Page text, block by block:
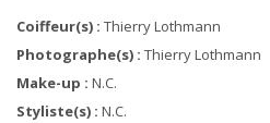
Coiffeur(s) : Thierry Lothmann
Photographe(s) : Thierry Lothmann
Make-up : N.c.
Styliste(s) : N.c.